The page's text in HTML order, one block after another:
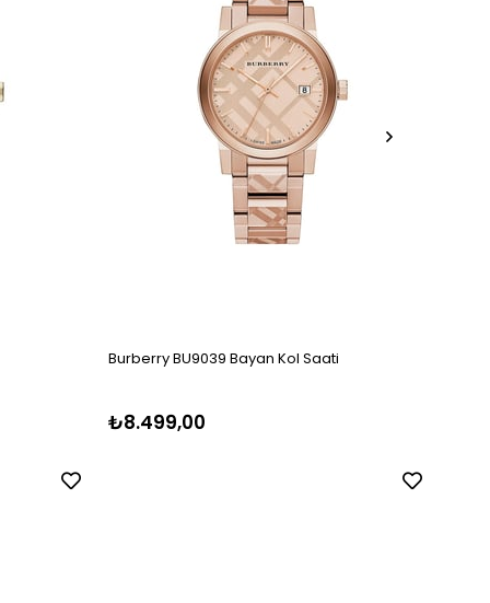
Burberry BU9039 Bayan Kol Saati
₺8.499,00